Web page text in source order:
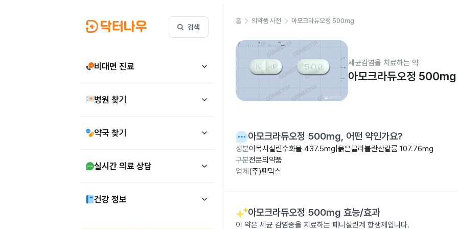
검색
비대면 진료
병원 찾기
약국 찾기
실시간 의료 상담
건강 정보
홈 의약품 사전 아모크라듀오정 500mg
세균감염을 치료하는 약
아모크라듀오정 500mg
아모크라듀오정 500mg, 어떤 약인가요?
성분아목시실린수화물 437.5mg|묽은클라불란산칼륨 107.76mg
구분전문의약품
업체 (주)펜믹스
아모크라듀오정 500mg 효능/효과
이 약은 세균 감염증을 치료하는 페니실린계 항생제입니다.